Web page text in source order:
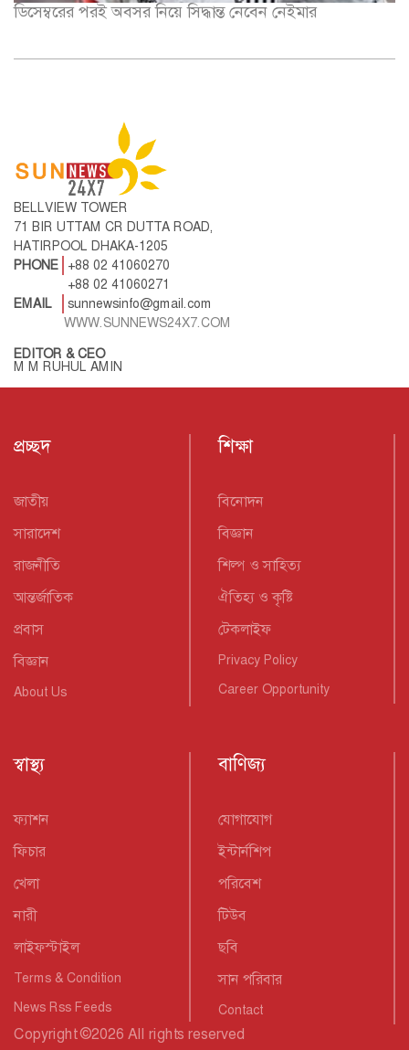
ডিসেম্বরের পরই অবসর নিয়ে সিদ্ধান্ত নেবেন নেইমার
BELLVIEW TOWER
71 BIR UTTAM CR DUTTA ROAD,
HATIRPOOL DHAKA-1205
PHONE
+88 02 41060270
+88 02 41060271
EMAIL
sunnewsinfo@gmail.com
WWW.SUNNEWS24X7.COM
EDITOR & CEO
M M RUHUL AMIN
প্রচ্ছদ
জাতীয়
সারাদেশ
রাজনীতি
আন্তর্জাতিক
প্রবাস
বিজ্ঞান
About Us
শিক্ষা
বিনোদন
বিজ্ঞান
শিল্প ও সাহিত্য
ঐতিহ্য ও কৃষ্টি
টেকলাইফ
Privacy Policy
Career Opportunity
স্বাস্থ্য
ফ্যাশন
ফিচার
খেলা
নারী
লাইফস্টাইল
Terms & Condition
News Rss Feeds
বাণিজ্য
যোগাযোগ
ইন্টার্নশিপ
পরিবেশ
টিউব
ছবি
সান পরিবার
Contact
Copyright©2026 All rights reserved